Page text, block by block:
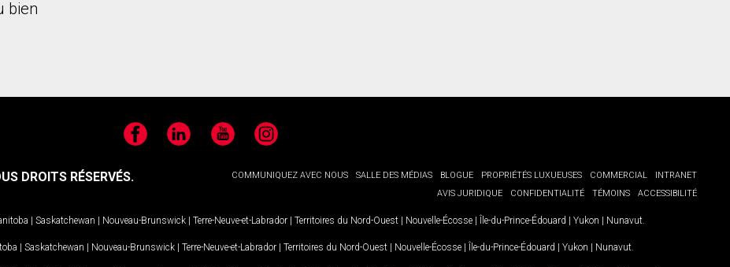
bien
FacebookLinkedIn YouTubeInstagram
COMMUNIQUEZ AVEC NOUS SALLE DES MÉDIAS BLOGUE PROPRIÉTÉS LUXUEUSES COMMERCIAL
INTRANET
AVIS JURIDIQUE
CONFIDENTIALITÉ TÉMOINS ACCESSIBILITÉ
DROITS RÉSERVÉS.
| Saskatchewan | Nouveau-Brunswick | Terre-Neuve-et-Labrador | Territoires du Nord-Ouest | Nouvelle-Écosse | Île-du-Prince-Édouard | Yukon | Nunavut
| Saskatchewan | Nouveau-Brunswick | Terre-Neuve-et-Labrador | Territoires du Nord-Ouest | Nouvelle-Écosse | Île-du-Prince-Édouard | Yukon | Nunavut